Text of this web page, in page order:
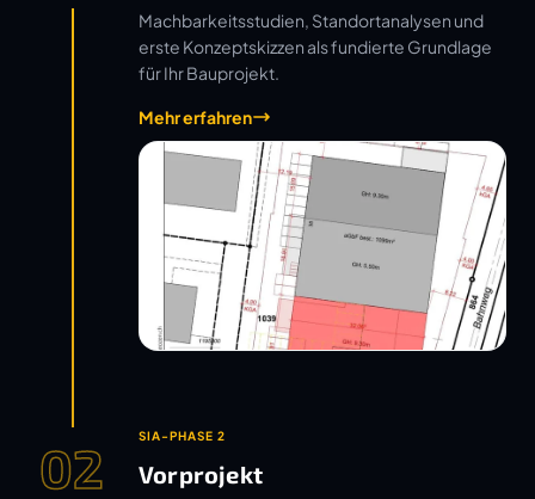
Machbarkeitsstudien, Standortanalysen und
erste Konzeptskizzen als fundierte Grundlage
für Ihr Bauprojekt.
Mehr erfahren
02 SIA-PHASE 2
Vorprojekt